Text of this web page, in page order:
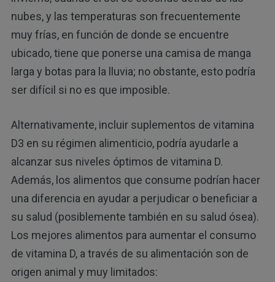
nubes, y las temperaturas son frecuentemente
muy frías, en función de donde se encuentre
ubicado, tiene que ponerse una camisa de manga
larga y botas para la lluvia; no obstante, esto podría
ser difícil si no es que imposible.
Alternativamente, incluir suplementos de vitamina
D3 en su régimen alimenticio, podría ayudarle a
alcanzar sus niveles óptimos de vitamina D.
Además, los alimentos que consume podrían hacer
una diferencia en ayudar a perjudicar o beneficiar a
su salud (posiblemente también en su salud ósea).
Los mejores alimentos para aumentar el consumo
de vitamina D, a través de su alimentación son de
origen animal y muy limitados: